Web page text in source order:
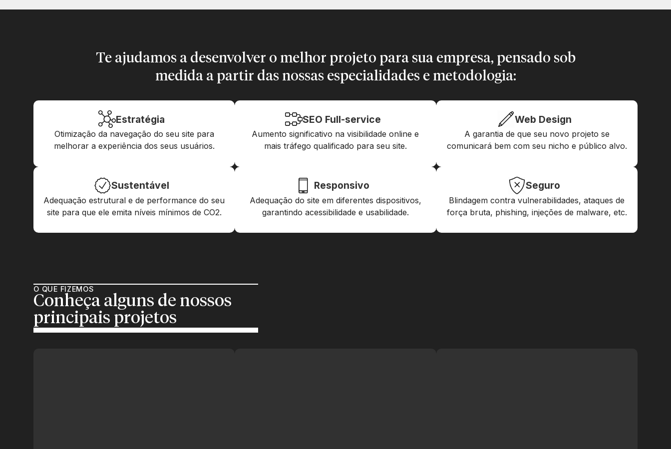
Te ajudamos a desenvolver o melhor projeto para sua empresa, pensado sob
medida a partir das nossas especialidades e metodologia:
Estratégia
Otimização da navegação do seu site para
melhorar a experiência dos seus usuários.
SEO Full-service
Aumento significativo na visibilidade online e
mais tráfego qualificado para seu site.
Web Design
A garantia de que seu novo projeto se
comunicará bem com seu nicho e público alvo.
Sustentável
Adequação estrutural e de performance do seu
site para que ele emita níveis mínimos de CO2.
Responsivo
Adequação do site em diferentes dispositivos,
garantindo acessibilidade e usabilidade.
Seguro
Blindagem contra vulnerabilidades, ataques de
força bruta, phishing, injeções de malware, etc.
O QUE FIZEMOS
Conheça alguns de nossos
principais projetos